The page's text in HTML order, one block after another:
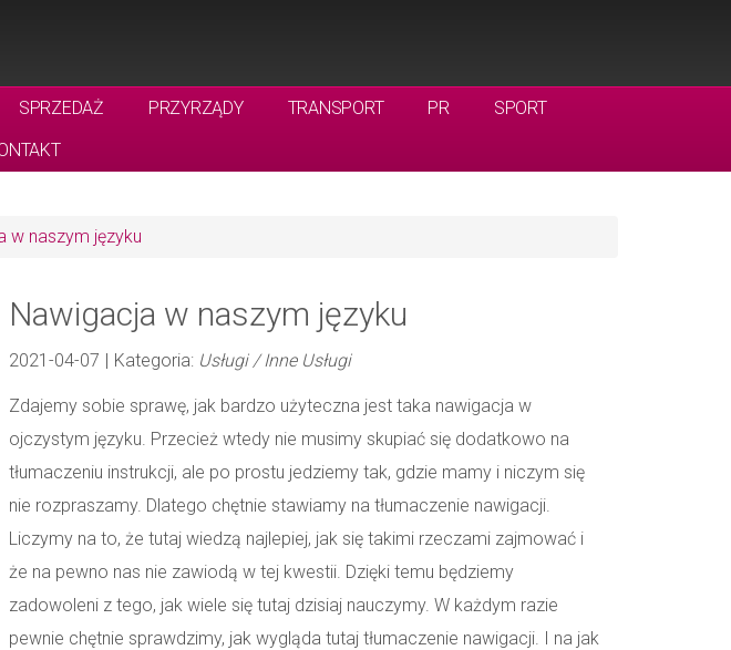
SPRZEDAŻ PRZYRZĄDY TRANSPORT PR
SPORT
w naszym języku
Nawigacja w naszym języku
2021-04-07 | Kategoria: Usługi / Inne Usługi
Zdajemy sobie sprawę, jak bardzo użyteczna jest taka nawigacja w
ojczystym języku. Przecież wtedy nie musimy skupiać się dodatkowo na
tłumaczeniu instrukcji, ale po prostu jedziemy tak, gdzie mamy i niczym się
nie rozpraszamy. Dlatego chętnie stawiamy na tłumaczenie nawigacji.
Liczymy na to, że tutaj wiedzą najlepiej, jak się takimi rzeczami zajmować i
że na pewno nas nie zawiodą w tej kwestii. Dzięki temu będziemy
zadowoleni z tego, jak wiele się tutaj dzisiaj nauczymy. W każdym razie
pewnie chętnie sprawdzimy, jak wygląda tutaj tłumaczenie nawigacji. I na jak